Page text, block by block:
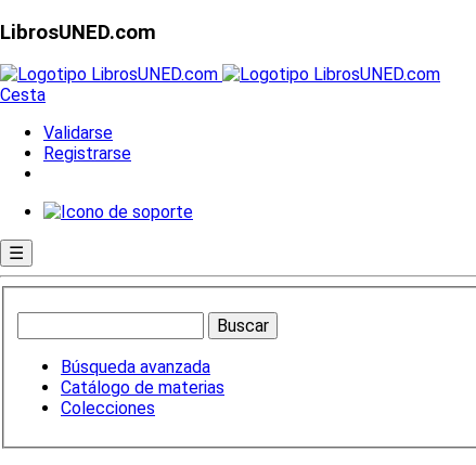
LibrosUNED.com
Cesta
Validarse
Registrarse
☰
Búsqueda avanzada
Catálogo de materias
Colecciones